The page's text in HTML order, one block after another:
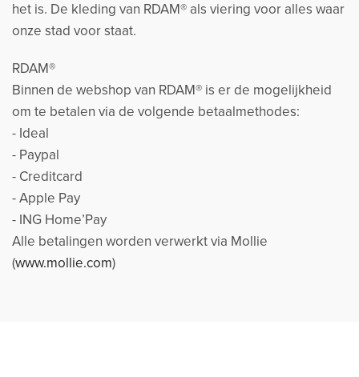
het is. De kleding van RDAM® als viering voor alles waar
onze stad voor staat.
RDAM®
Binnen de webshop van RDAM® is er de mogelijkheid
om te betalen via de volgende betaalmethodes:
- Ideal
- Paypal
- Creditcard
- Apple Pay
- ING Home’Pay
Alle betalingen worden verwerkt via Mollie
(www.mollie.com)